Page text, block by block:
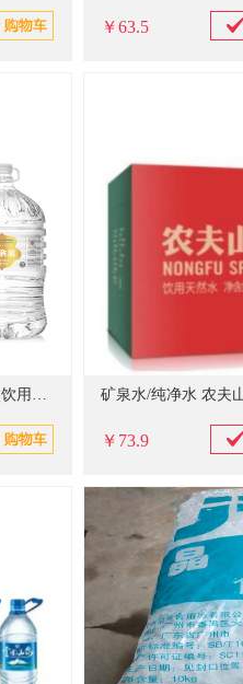
￥63.5
纳翁泉（naweng） 15.3L*4桶 天然饮用水 单位:组
￥73.9